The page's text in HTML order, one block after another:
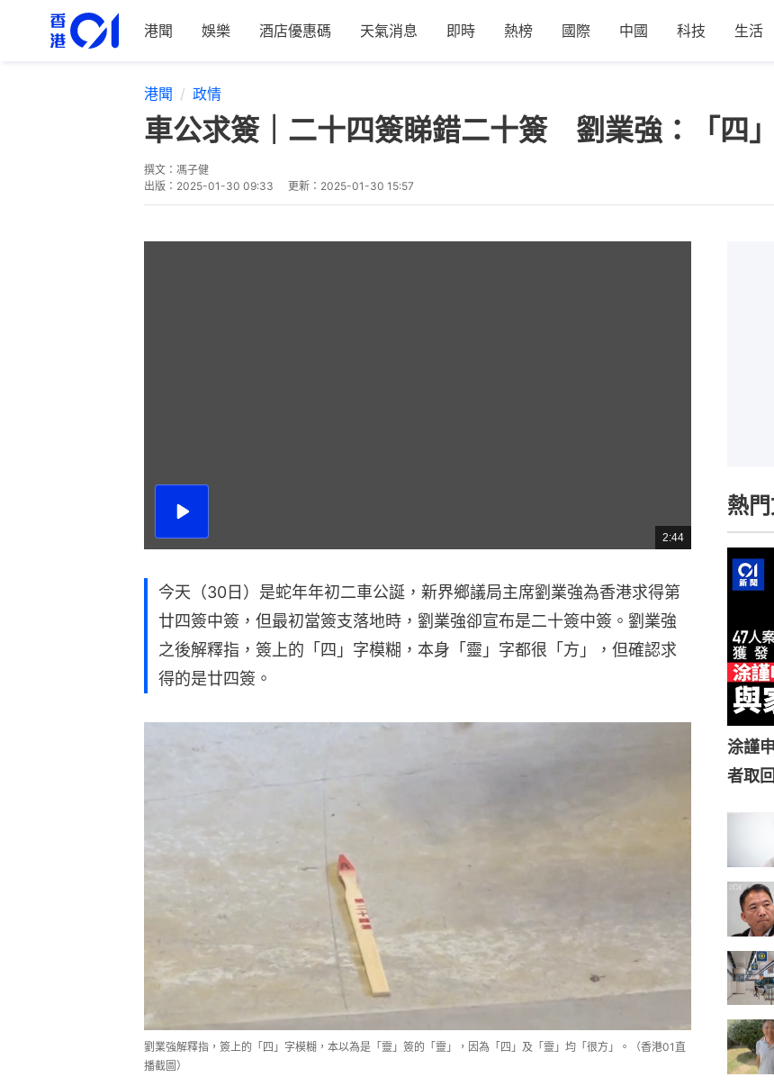
港聞 娛樂 酒店優惠碼 天氣消息 即時 熱榜 國際 中國 科技 生活
港聞 政情
車公求簽｜二十四簽睇錯二十簽 劉業強：「四
撰文： 馮子健
出版： 2025-01-30 09:33 更新： 2025-01-30 15:57
播
總
共
2:44
今天（30日）是蛇年年初二車公誕，新界鄉議局主席劉業強為香港求得第
廿四簽中簽，但最初當簽支落地時，劉業強卻宣布是二十簽中簽。劉業強
之後解釋指，簽上的「四」字模糊，本身「靈」字都很「方」，但確認求
得的是廿四簽。
劉業強解釋指，簽上的「四」字模糊，本以為是「靈」簽的「靈」，因為「四」及「靈」均「很方」。（香港01直
播截圖）
熱
涂謹
者取